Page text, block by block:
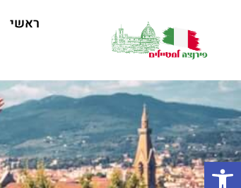
ראשי
פתח סרגל נגישות